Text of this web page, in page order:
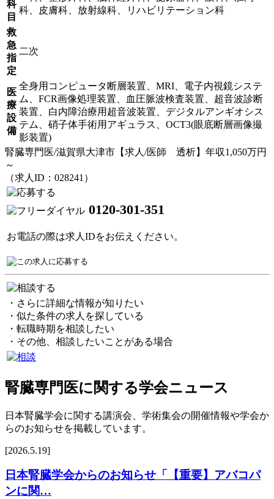
科
目
科、皮膚科、放射線科、リハビリテーション科
救
急
指
定
二次
医
療
設
備
全身用コンピュータ断層装置、MRI、電子内視鏡システ
ム、FCR画像処理装置、血圧脈波検査装置、超音波診断
装置、白内障治療用超音波装置、デジタルアンギオシス
テム、硝子体手術用アギュラス、OCT3(眼底断層画像撮
影装置)
腎臓専門医/滋賀県大津市【求人/医師 透析】年収1,050万円
～
（求人ID：028241）
0120-301-351
お電話の際は求人IDをお伝えください。
・さらに詳細な情報が知りたい
・似た条件の求人を探している
・転職時期を相談したい
・その他、相談したいことがある場合
腎臓専門医に関する学会ニュース
日本腎臓学会に関する講演会、学術集会の開催情報や学会か
らのお知らせを掲載しています。
[2026.5.19]
日本腎臓学会からのお知らせ「【重要】アバコパ
ンに関…